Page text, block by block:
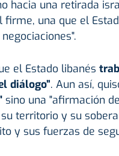
hacia una retirada
firme, una que el
el Estado libanés
diálogo”. Aun así,
sino una "afirmación
territorio y su
y sus fuerzas de